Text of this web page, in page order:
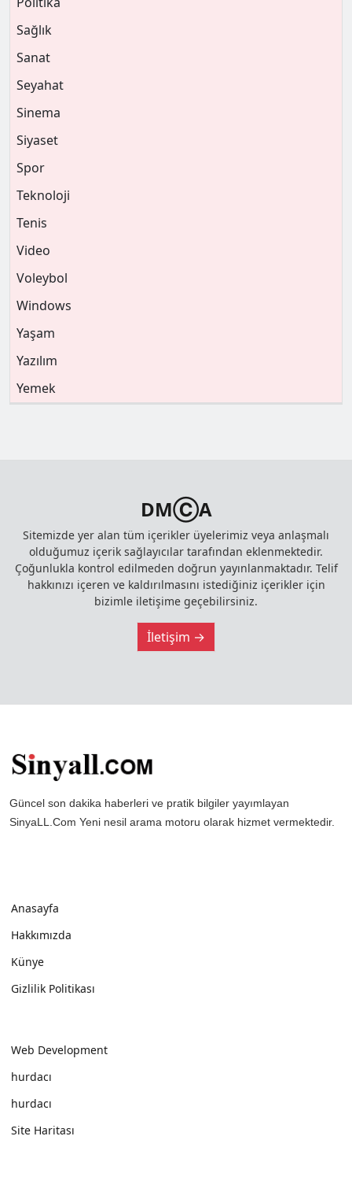
Sağlık
Sanat
Seyahat
Sinema
Siyaset
Spor
Teknoloji
Tenis
Video
Voleybol
Windows
Yaşam
Yazılım
Yemek
DMⒸA
Sitemizde yer alan tüm içerikler üyelerimiz veya anlaşmalı
olduğumuz içerik sağlayıcılar tarafından eklenmektedir.
Çoğunlukla kontrol edilmeden doğrun yayınlanmaktadır. Telif
hakkınızı içeren ve kaldırılmasını istediğiniz içerikler için
bizimle iletişime geçebilirsiniz.
İletişim →
Güncel son dakika haberleri ve pratik bilgiler yayımlayan
SinyaLL.Com Yeni nesil arama motoru olarak hizmet vermektedir.
Anasayfa
Hakkımızda
Künye
Gizlilik Politikası
Web Development
hurdacı
hurdacı
Site Haritası